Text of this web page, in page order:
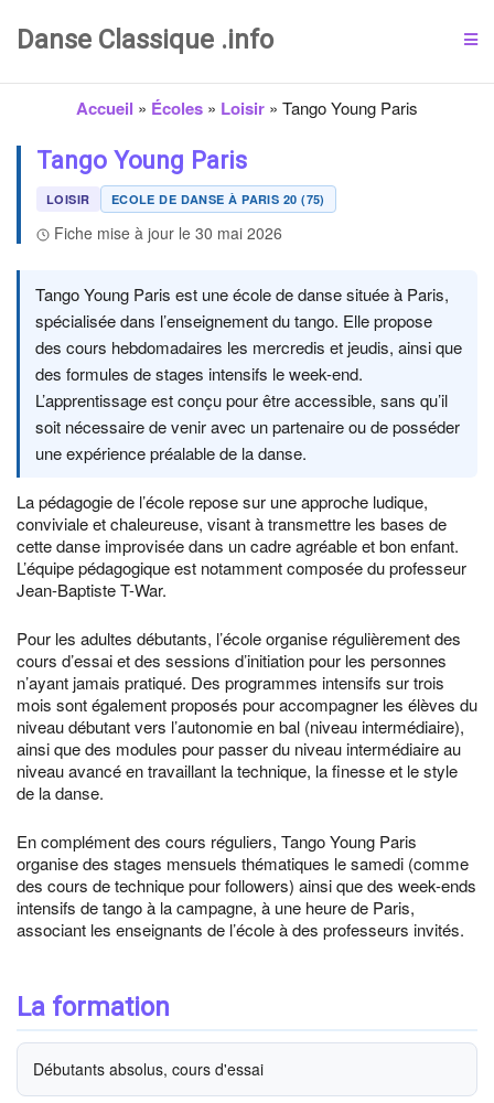
Danse Classique .info
Accueil » Écoles » Loisir » Tango Young Paris
Tango Young Paris
LOISIR ECOLE DE DANSE À PARIS 20 (75)
Fiche mise à jour le 30 mai 2026
Tango Young Paris est une école de danse située à Paris,
spécialisée dans l’enseignement du tango. Elle propose
des cours hebdomadaires les mercredis et jeudis, ainsi que
des formules de stages intensifs le week-end.
L’apprentissage est conçu pour être accessible, sans qu’il
soit nécessaire de venir avec un partenaire ou de posséder
une expérience préalable de la danse.
La pédagogie de l’école repose sur une approche ludique,
conviviale et chaleureuse, visant à transmettre les bases de
cette danse improvisée dans un cadre agréable et bon enfant.
L’équipe pédagogique est notamment composée du professeur
Jean-Baptiste T-War.
Pour les adultes débutants, l’école organise régulièrement des
cours d’essai et des sessions d’initiation pour les personnes
n’ayant jamais pratiqué. Des programmes intensifs sur trois
mois sont également proposés pour accompagner les élèves du
niveau débutant vers l’autonomie en bal (niveau intermédiaire),
ainsi que des modules pour passer du niveau intermédiaire au
niveau avancé en travaillant la technique, la finesse et le style
de la danse.
En complément des cours réguliers, Tango Young Paris
organise des stages mensuels thématiques le samedi (comme
des cours de technique pour followers) ainsi que des week-ends
intensifs de tango à la campagne, à une heure de Paris,
associant les enseignants de l’école à des professeurs invités.
La formation
Débutants absolus, cours d'essai